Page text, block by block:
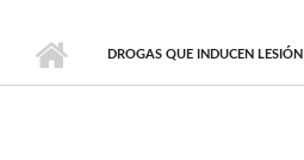
DROGAS QUE INDUCEN